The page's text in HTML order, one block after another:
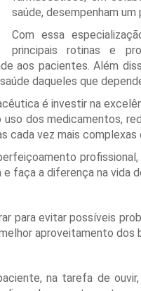
saúde, desempenham
Com essa
principais rotinas e
aos pacientes. Além
daqueles que
é investir na
dos medicamentos,
cada vez mais
e faça a diferença na vida
para evitar possíveis
aproveitamento
na tarefa de